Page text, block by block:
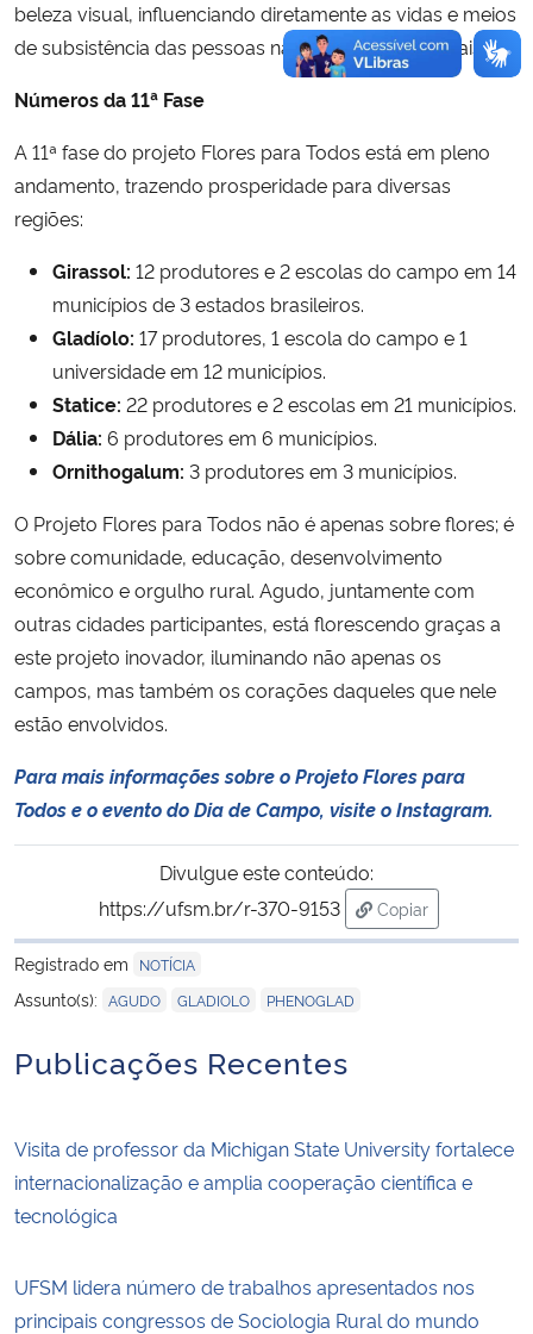
beleza visual, influenciando diretamente as vidas e meios
de subsistência das pessoas nas comunidades rurais.
Números da 11ª Fase
A 11ª fase do projeto Flores para Todos está em pleno
andamento, trazendo prosperidade para diversas
regiões:
Girassol: 12 produtores e 2 escolas do campo em 14
municípios de 3 estados brasileiros.
Gladíolo: 17 produtores, 1 escola do campo e 1
universidade em 12 municípios.
Statice: 22 produtores e 2 escolas em 21 municípios.
Dália: 6 produtores em 6 municípios.
Ornithogalum: 3 produtores em 3 municípios.
O Projeto Flores para Todos não é apenas sobre flores; é
sobre comunidade, educação, desenvolvimento
econômico e orgulho rural. Agudo, juntamente com
outras cidades participantes, está florescendo graças a
este projeto inovador, iluminando não apenas os
campos, mas também os corações daqueles que nele
estão envolvidos.
Para mais informações sobre o Projeto Flores para
Todos e o evento do Dia de Campo, visite o Instagram.
Divulgue este conteúdo:
https://ufsm.br/r-370-9153
Copiar
para área de
Registrado em
NOTÍCIA
Assunto(s): AGUDO GLADIOLO PHENOGLAD
Publicações Recentes
Visita de professor da Michigan State University fortalece
internacionalização e amplia cooperação científica e
tecnológica
UFSM lidera número de trabalhos apresentados nos
principais congressos de Sociologia Rural do mundo